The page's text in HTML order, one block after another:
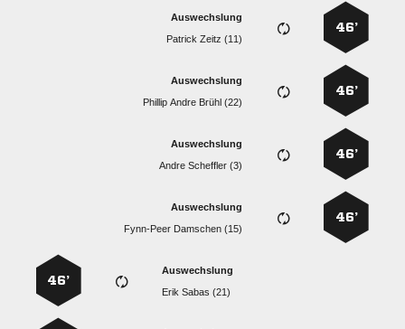
46’
Auswechslung
  
46’
Auswechslung
   
46’
Auswechslung
  
46’
Auswechslung
  
Auswechslung
  
46’